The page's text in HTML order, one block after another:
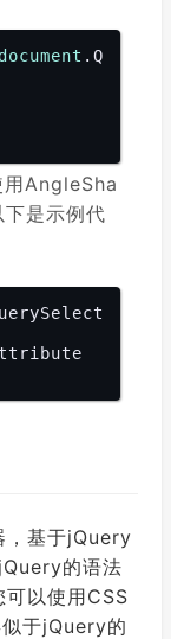
document .Q
用AngleSha
是示例代
，基于jQuery
的语法
以使用CSS
于jQuery的